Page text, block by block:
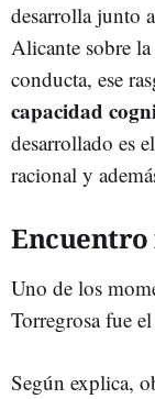
desarrolla junto
Alicante sobre
conducta, ese
capacidad
desarrollado es
racional y
Encuentro
Uno de los
Torregrosa fue
Según explica,